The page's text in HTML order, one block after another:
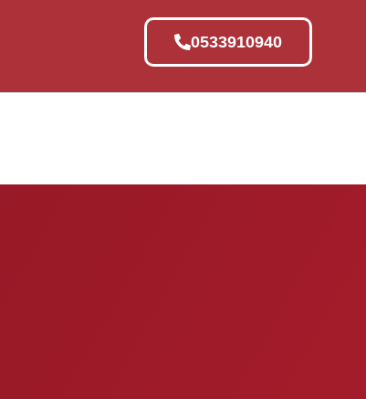
0533910940